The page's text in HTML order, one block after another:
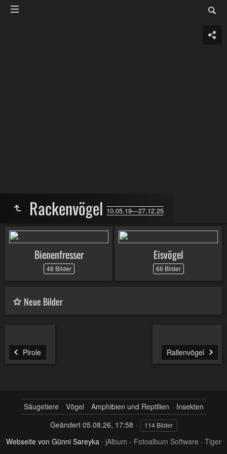
Rackenvögel 10.05.19—27.12.25
Bienenfresser
48 Bilder
Eisvögel
66 Bilder
Neue Bilder
Pirole Rallenvögel
Säugetiere Vögel Amphibien und Reptilien
Insekten
Geändert05.08.26, 17:58 114 Bilder
Webseite von Günni Sareyka· jAlbum - Fotoalbum Software · Tiger